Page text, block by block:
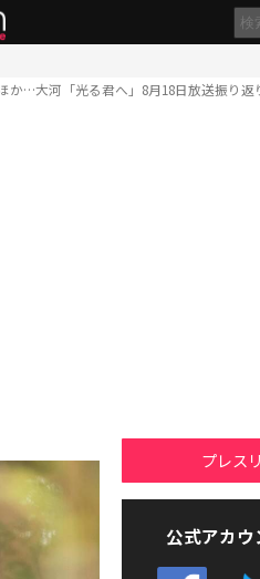
か…大河「光る君へ」8月18日放送振り返
プレス
公式アカウ